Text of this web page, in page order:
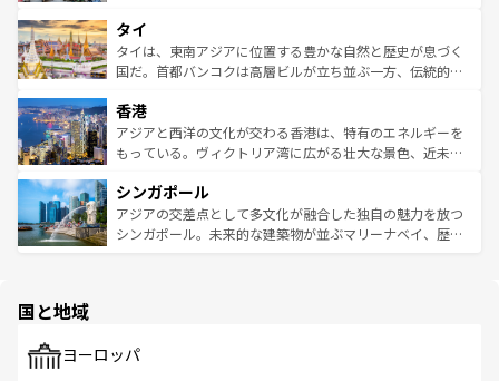
リティに包まれながら、韓国の多彩な魅力を心ゆくまで味
わってみてほしい。 なお、新着の韓国情報はコンテンツ一
覧を参照してほしい。
急速な発展と共に伝統が息づく。ハノイの古い町並みやホ
ーチミン市のフランス統治時代の建物も、独特の雰囲気を
醸し出している。また、バラエティの豊かさとおいしさで
とつ。フォーやバインミー、ベトナムコーヒーなどは、ぜ
ひ現地で味わいたい。どの地域を訪れてもあたたかい人々
が旅行者を迎えてくれるので、きっと忘れられない旅にな
参照してほしい。
タイ
タイは、東南アジアに位置する豊かな自然と歴史が息づく
国だ。首都バンコクは高層ビルが立ち並ぶ一方、伝統的な
の活気が交差している。北部ではチェンマイなどの山岳地
帯で自然と触れ合い、南部ではプーケットやクラビの美し
いビーチでリゾート気分を楽しむことができる。タイ料理
激する。気候は一年中温暖で、どの季節にも異なる楽しみ
が待っている。親しみやすいタイの人々、仏教を中心とし
た文化、そして多様な観光資源が、訪れる旅人を魅了し続
香港
アジアと西洋の文化が交わる香港は、特有のエネルギーを
もっている。ヴィクトリア湾に広がる壮大な景色、近未来
み、どこを訪れても感動するはず。観光スポットが密集し
ており、効率よく見どころを回れるのも魅力。息をのむよ
うな絶景から文化的な体験まで、香港を存分に楽しみ尽く
シンガポール
アジアの交差点として多文化が融合した独自の魅力を放つ
シンガポール。未来的な建築物が並ぶマリーナベイ、歴史
で、ホーカーズは地元の風情を楽しめる外せないスポット
国と地域
ヨーロッパ